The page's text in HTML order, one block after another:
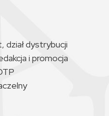
dział dystrybucji
i promocja